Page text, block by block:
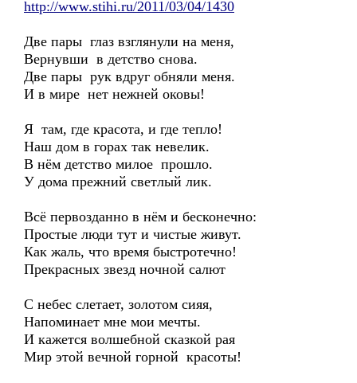
http://www.stihi.ru/2011/03/04/1430
Две пары глаз взглянули на меня,
Вернувши в детство снова.
Две пары рук вдруг обняли меня.
И в мире нет нежней оковы!
Я там, где красота, и где тепло!
Наш дом в горах так невелик.
В нём детство милое прошло.
У дома прежний светлый лик.
Всё первозданно в нём и бесконечно:
Простые люди тут и чистые живут.
Как жаль, что время быстротечно!
Прекрасных звезд ночной салют
С небес слетает, золотом сияя,
Напоминает мне мои мечты.
И кажется волшебной сказкой рая
Мир этой вечной горной красоты!